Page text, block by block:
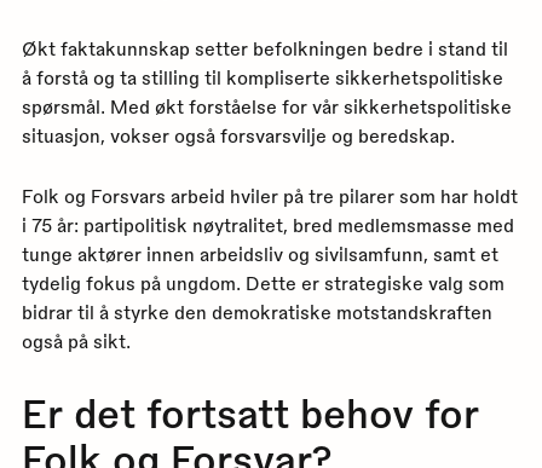
Økt faktakunnskap setter befolkningen bedre i stand til
å forstå og ta stilling til kompliserte sikkerhetspolitiske
spørsmål. Med økt forståelse for vår sikkerhetspolitiske
situasjon, vokser også forsvarsvilje og beredskap.
Folk og Forsvars arbeid hviler på tre pilarer som har holdt
i 75 år: partipolitisk nøytralitet, bred medlemsmasse med
tunge aktører innen arbeidsliv og sivilsamfunn, samt et
tydelig fokus på ungdom. Dette er strategiske valg som
bidrar til å styrke den demokratiske motstandskraften
også på sikt.
Er det fortsatt behov for
Folk og Forsvar?